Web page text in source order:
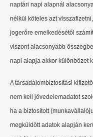
naptári napi alapnál
nélkül köteles azt
jogerőre emelkedésétől
viszont alacsonyabb
napi alapja akkor különbözet
A társadalombiztosítási
nem kell jövedelemadatot
ha a biztosított
megküldött adatok alapján